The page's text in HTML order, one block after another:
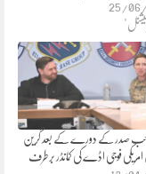
25/
نائب صدر کے دورے کے بعد گرین
امریکی فوجی اڈے کی کمانڈر برطرف